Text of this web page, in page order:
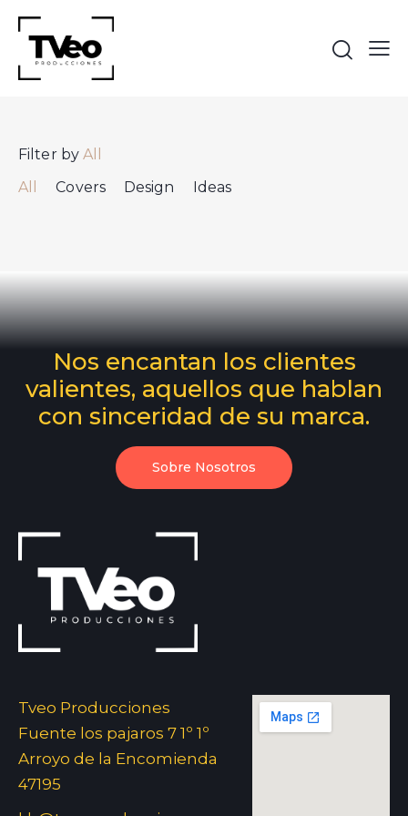
All Covers Design Ideas
Filter by All
Nos encantan los clientes
valientes, aquellos que hablan
con sinceridad de su marca.
Sobre Nosotros
Tveo Producciones
Fuente los pajaros 7 1º 1º
Arroyo de la Encomienda
47195